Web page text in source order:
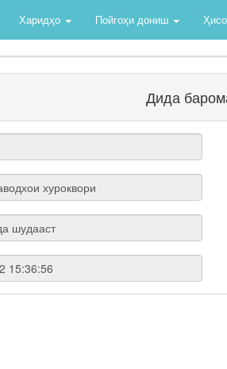
Харидҳо Пойгоҳи дониш
Дида